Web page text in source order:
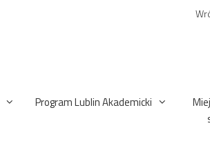
Program Lublin Akademicki